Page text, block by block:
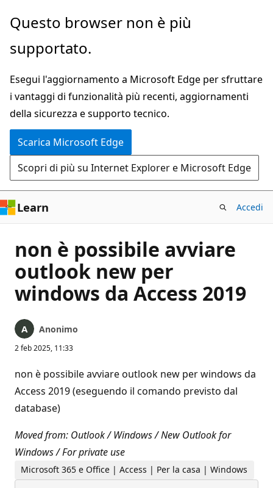
Ignora
passa
contenuto
principale
Questo browser non è più
supportato.
Esegui l'aggiornamento a Microsoft Edge per sfruttare
i vantaggi di funzionalità più recenti, aggiornamenti
della sicurezza e supporto tecnico.
Scarica Microsoft Edge
Scopri di più su Internet Explorer e Microsoft Edge
Learn Accedi
non è possibile avviare
outlook new per
windows da Access 2019
Anonimo
2 feb 2025, 11:33
non è possibile avviare outlook new per windows da
Access 2019 (eseguendo il comando previsto dal
database)
Moved from: Outlook / Windows / New Outlook for
Windows / For private use
Microsoft 365 e Office | Access | Per la casa | Windows